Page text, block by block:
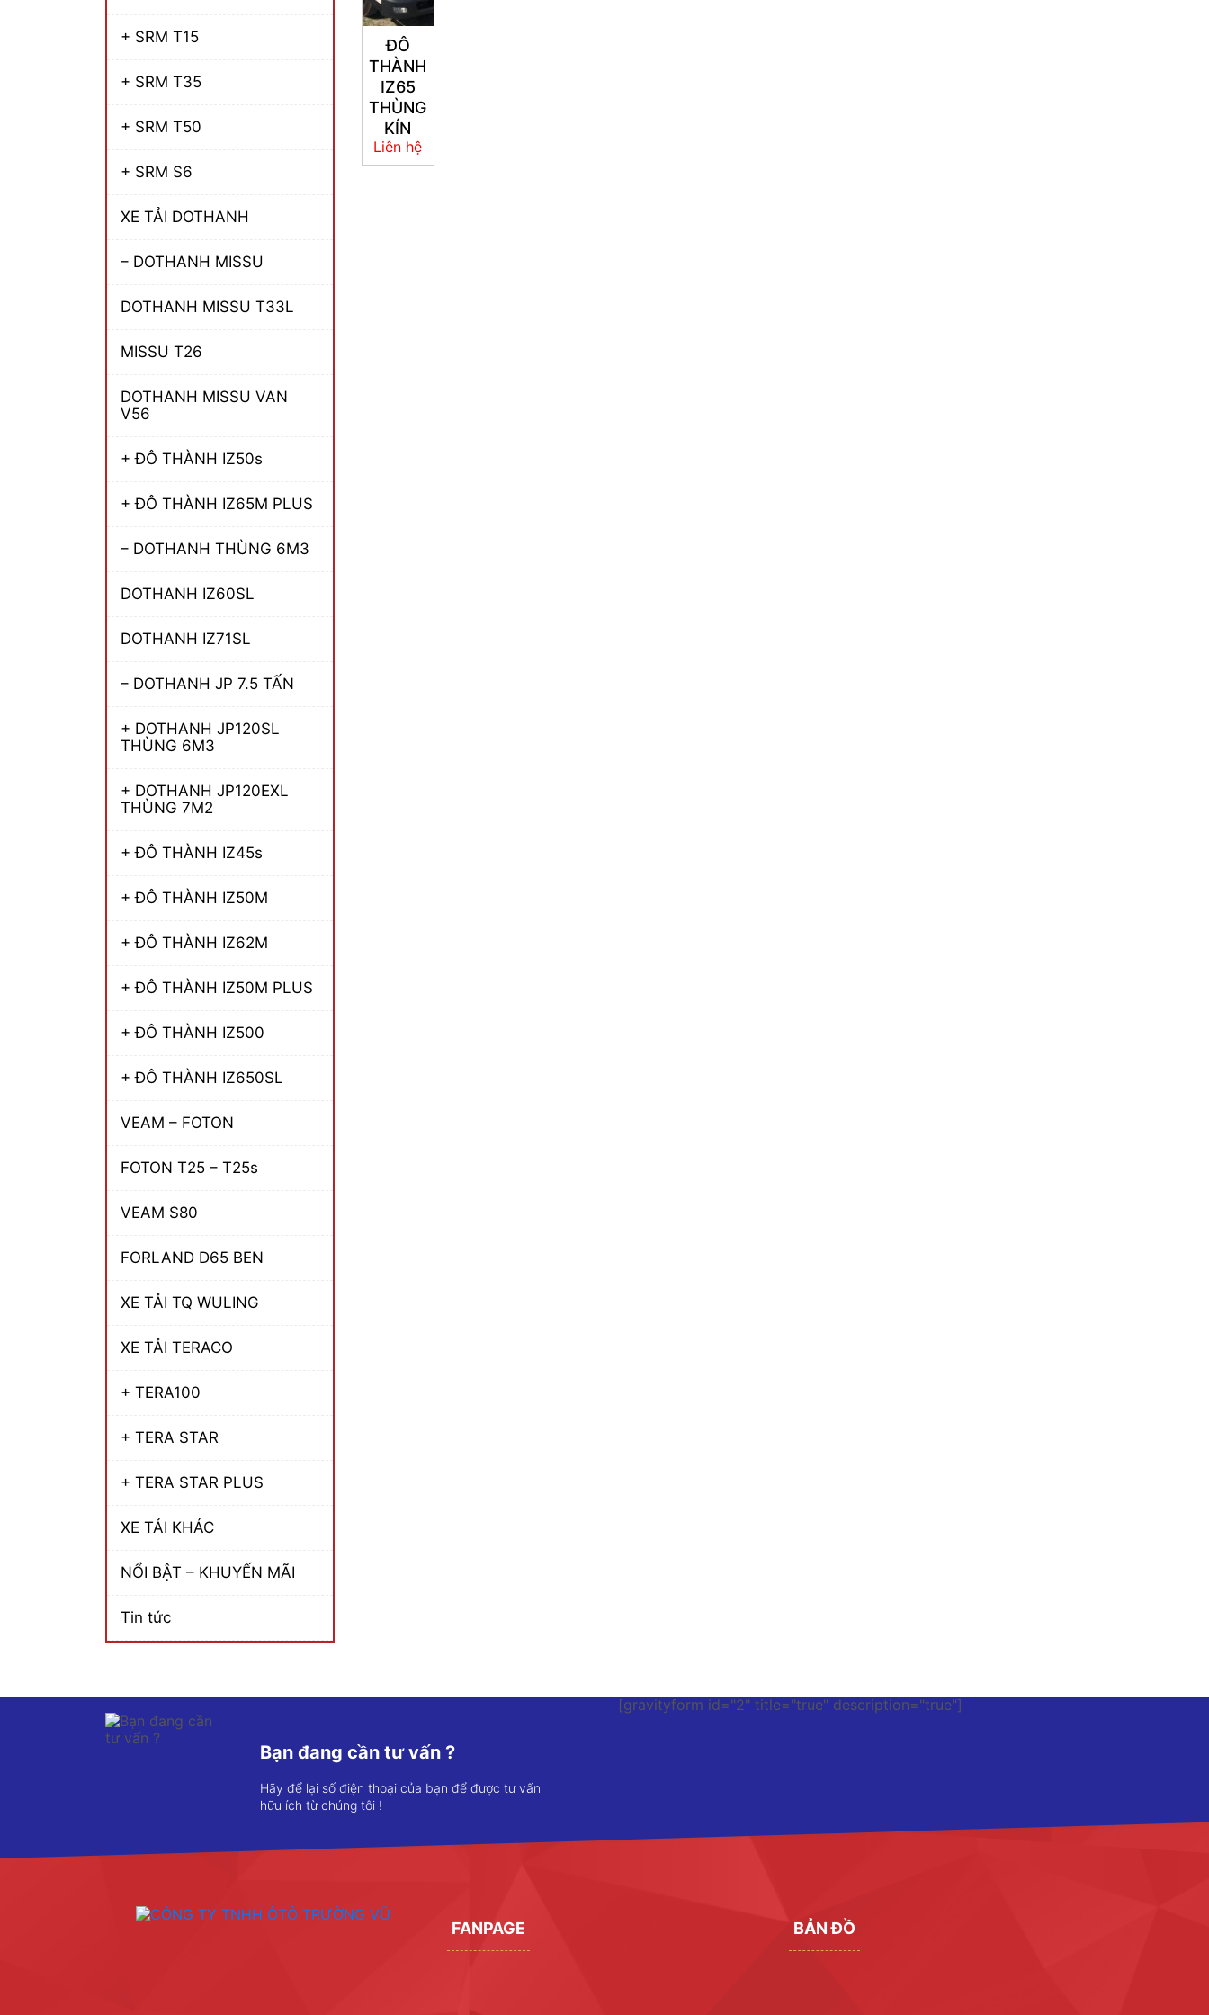
+ SRM T15
+ SRM T35
+ SRM T50
+ SRM S6
XE TẢI DOTHANH
– DOTHANH MISSU
DOTHANH MISSU T33L
MISSU T26
DOTHANH MISSU VAN
V56
+ ĐÔ THÀNH IZ50s
+ ĐÔ THÀNH IZ65M PLUS
– DOTHANH THÙNG 6M3
DOTHANH IZ60SL
DOTHANH IZ71SL
– DOTHANH JP 7.5 TẤN
+ DOTHANH JP120SL
THÙNG 6M3
+ DOTHANH JP120EXL
THÙNG 7M2
+ ĐÔ THÀNH IZ45s
+ ĐÔ THÀNH IZ50M
+ ĐÔ THÀNH IZ62M
+ ĐÔ THÀNH IZ50M PLUS
+ ĐÔ THÀNH IZ500
+ ĐÔ THÀNH IZ650SL
VEAM – FOTON
FOTON T25 – T25s
VEAM S80
FORLAND D65 BEN
XE TẢI TQ WULING
XE TẢI TERACO
+ TERA100
+ TERA STAR
+ TERA STAR PLUS
XE TẢI KHÁC
NỔI BẬT – KHUYẾN MÃI
Tin tức
ĐÔ
THÀNH
IZ65
THÙNG
KÍN
Liên hệ
Bạn đang cần tư vấn ?
Hãy để lại số điện thoại của bạn để được tư vấn
hữu ích từ chúng tôi !
[gravityform id="2" title="true" description="true"]
FANPAGE BẢN ĐỒ